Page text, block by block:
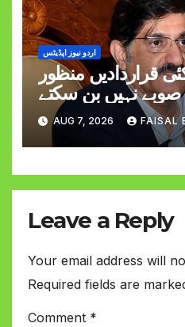
اردو نیوز اپڈیٹس
قراردادیں منظور
نہیں بن سکتے
مراد علی شاہ
AUG 7, 2026 FAISAL
Leave a Reply
Your email address will
Required fields are
Comment *